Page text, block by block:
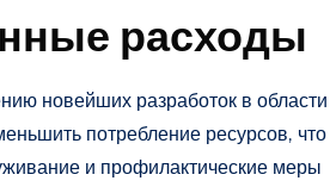
расходы
новейших разработок в области
потребление ресурсов, что
и профилактические меры